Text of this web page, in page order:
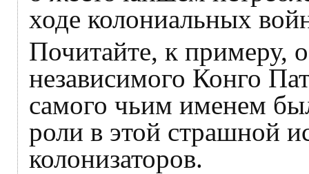
ходе колониальных
Почитайте, к примеру,
независимого Конго
самого чьим именем
роли в этой страшной
колонизаторов.